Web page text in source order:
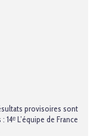
provisoires sont
14ᵉ L’équipe de France